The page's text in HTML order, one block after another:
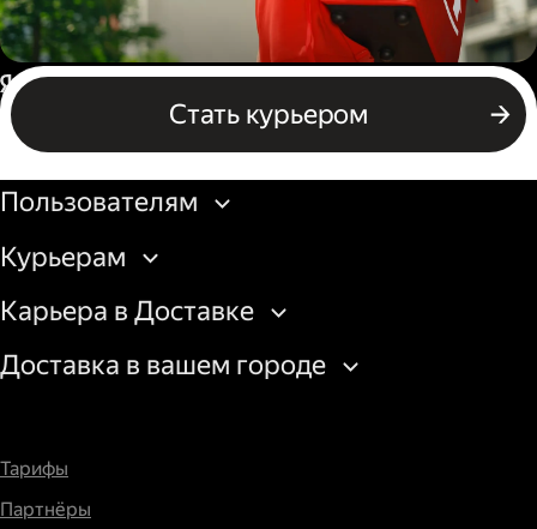
Пеший курьер
Стать курьером
Россия
Бизнесу
Пользователям
Курьерам
Карьера в Доставке
Доставка в вашем городе
Тарифы
Партнёры